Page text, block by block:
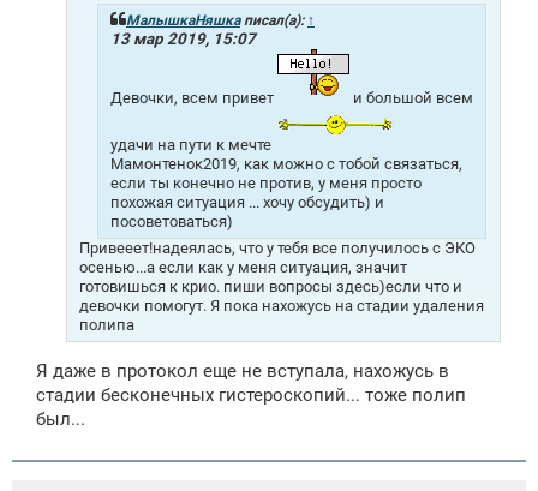
МалышкаНяшкаписал(а): ↑
13 мар 2019, 15:07
Девочки, всем привет и большой всем
удачи на пути к мечте
Мамонтенок2019, как можно с тобой связаться,
если ты конечно не против, у меня просто
похожая ситуация ... хочу обсудить) и
посоветоваться)
Привееет!надеялась, что у тебя все получилось с ЭКО
осенью...а если как у меня ситуация, значит
готовишься к крио. пиши вопросы здесь)если что и
девочки помогут. Я пока нахожусь на стадии удаления
полипа
Я даже в протокол еще не вступала, нахожусь в
стадии бесконечных гистероскопий... тоже полип
был...